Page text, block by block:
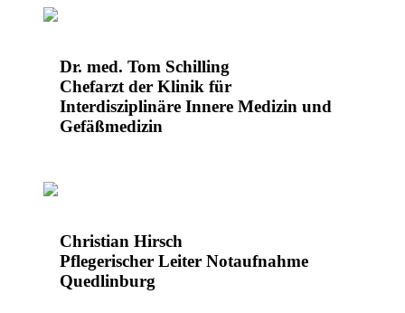
Dr. med. Tom Schilling
Chefarzt der Klinik für
Interdisziplinäre Innere Medizin und
Gefäßmedizin
Christian Hirsch
Pflegerischer Leiter Notaufnahme
Quedlinburg